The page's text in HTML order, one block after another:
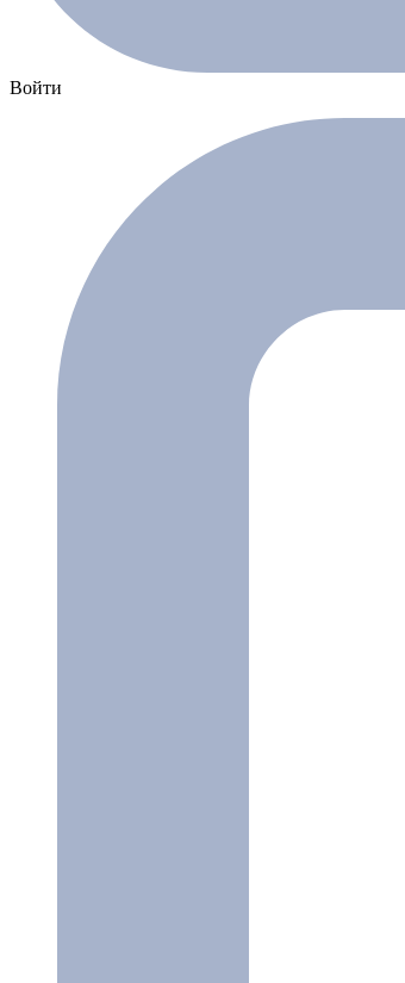
Войти